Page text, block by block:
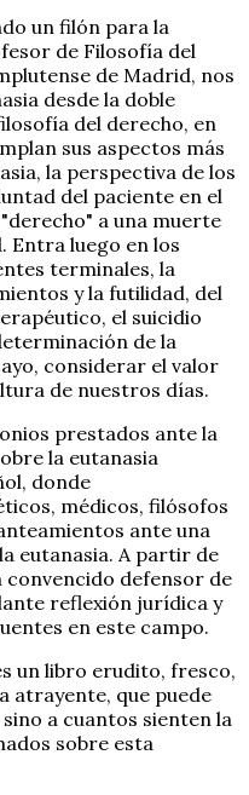
un filón para la
de Filosofía del
de Madrid, nos
desde la doble
del derecho, en
sus aspectos más
la perspectiva de los
del paciente en el
a una muerte
Entra luego en los
terminales, la
y la futilidad, del
el suicidio
de la
considerar el valor
de nuestros días.
prestados ante la
la eutanasia
donde
médicos, filósofos
ante una
eutanasia. A partir de
defensor de
reflexión jurídica y
en este campo.
un libro erudito, fresco,
atrayente, que puede
a cuantos sienten la
sobre esta